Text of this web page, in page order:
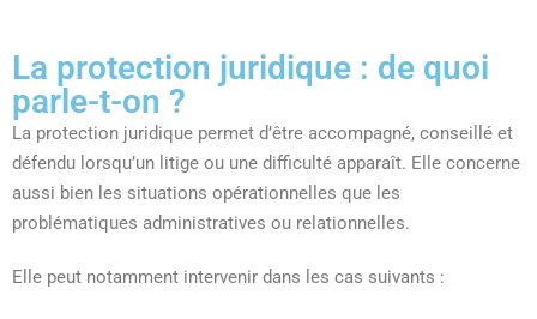
La protection juridique : de quoi
parle-t-on ?
La protection juridique permet d’être accompagné, conseillé et
défendu lorsqu’un litige ou une difficulté apparaît. Elle concerne
aussi bien les situations opérationnelles que les
problématiques administratives ou relationnelles.
Elle peut notamment intervenir dans les cas suivants :